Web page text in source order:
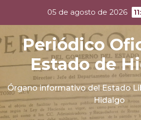
content
05 de agosto de 2026
Periódico
Estado de
Órgano informativo del Estado
Hidalgo